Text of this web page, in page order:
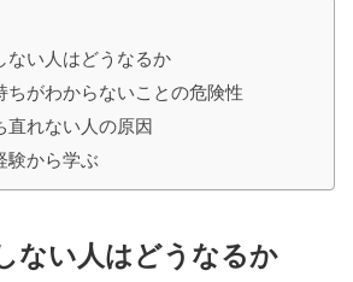
ない人はどうなるか
ちがわからないことの危険性
直れない人の原因
験から学ぶ
ない人はどうなるか